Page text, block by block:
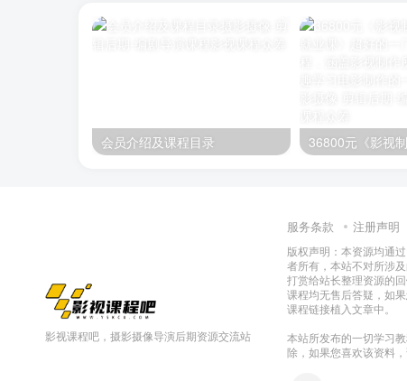
会员介绍及课程目录
影视课程吧，摄影摄像导演后期资源交流站
服务条款 注册声明
版权声明：本资源均通
者所有，本站不对所涉
打赏给站长整理资源的
课程均无售后答疑，如
课程链接植入文章中。
本站所发布的一切学习
除，如果您喜欢该资料，